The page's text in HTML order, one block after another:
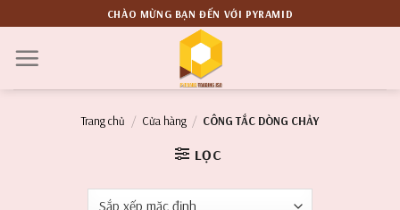
to
content
CHÀO MỪNG BẠN ĐẾN VỚI PYRAMID
Trang chủ / Cửa hàng / CÔNG TẮC DÒNG CHẢY
LỌC